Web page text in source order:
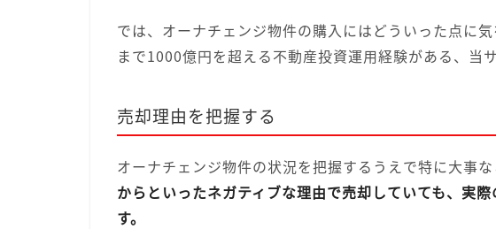
では、オーナチェンジ物件の購入にはどういった点に
まで1000億円を超える不動産投資運用経験がある、当
売却理由を把握する
オーナチェンジ物件の状況を把握するうえで特に大事な
からといったネガティブな理由で売却していても、実
す。